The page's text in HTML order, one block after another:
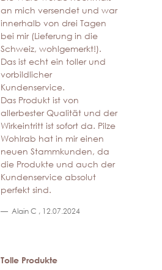
an mich versendet und war
innerhalb von drei Tagen
bei mir (Lieferung in die
Schweiz, wohlgemerkt!).
Das ist echt ein toller und
vorbildlicher
Kundenservice.
Das Produkt ist von
allerbester Qualität und der
Wirkeintritt ist sofort da. Pilze
Wohlrab hat in mir einen
neuen Stammkunden, da
die Produkte und auch der
Kundenservice absolut
perfekt sind.
Alain C , 12.07.2024
Tolle Produkte